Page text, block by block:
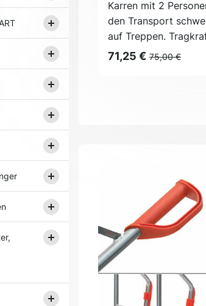
Karren mit 2
den Transport
auf Treppen.
71,25 € 75,00 €